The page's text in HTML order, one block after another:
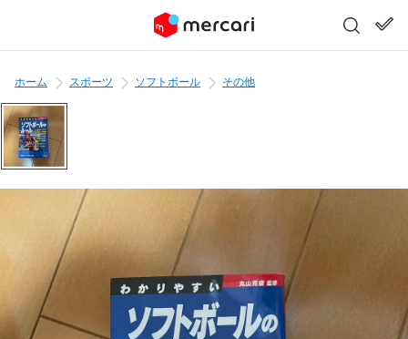
ホーム スポーツ ソフトボール その他